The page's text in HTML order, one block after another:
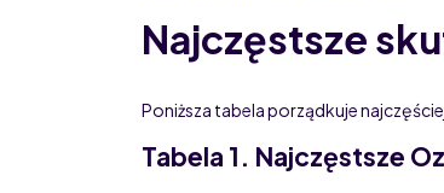
Najczęstsze
Poniższa tabela porządkuje
Tabela 1. Najczęstsze